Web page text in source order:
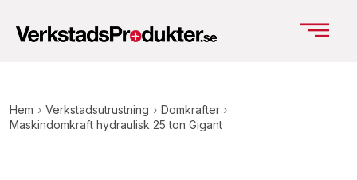
Hem › Verkstadsutrustning › Domkrafter ›
Maskindomkraft hydraulisk 25 ton Gigant